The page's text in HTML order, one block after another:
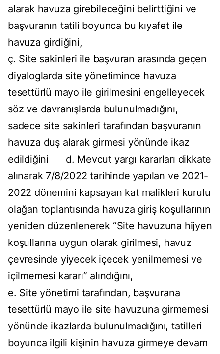
alarak havuza girebileceğini belirttiğini ve
başvuranın tatili boyunca bu kıyafet ile
havuza girdiğini,
ç. Site sakinleri ile başvuran arasında geçen
diyaloglarda site yönetimince havuza
tesettürlü mayo ile girilmesini engelleyecek
söz ve davranışlarda bulunulmadığını,
sadece site sakinleri tarafından başvuranın
havuza duş alarak girmesi yönünde ikaz
edildiğini d. Mevcut yargı kararları dikkate
alınarak 7/8/2022 tarihinde yapılan ve 2021-
2022 dönemini kapsayan kat malikleri kurulu
olağan toplantısında havuza giriş koşullarının
yeniden düzenlenerek “Site havuzuna hijyen
koşullarına uygun olarak girilmesi, havuz
çevresinde yiyecek içecek yenilmemesi ve
içilmemesi kararı” alındığını,
e. Site yönetimi tarafından, başvurana
tesettürlü mayo ile site havuzuna girmemesi
yönünde ikazlarda bulunulmadığını, tatilleri
boyunca ilgili kişinin havuza girmeye devam